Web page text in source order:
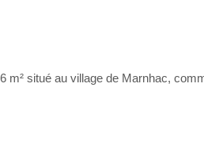
m² situé au village de Marnhac,